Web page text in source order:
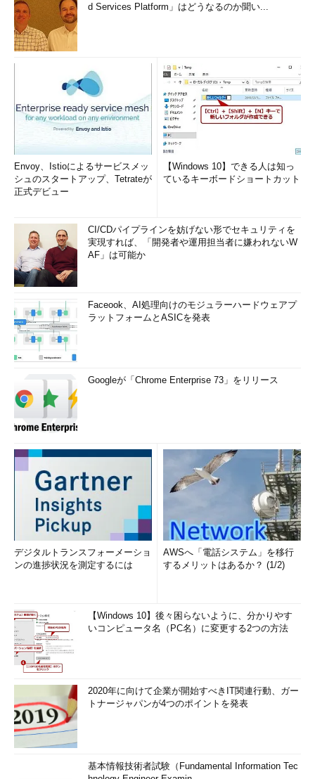
d Services Platform」はどうなるのか聞い...
Envoy、Istioによるサービスメッ
シュのスタートアップ、Tetrateが
正式デビュー
【Windows 10】できる人は知っ
ているキーボードショートカット
CI/CDパイプラインを妨げない形でセキュリティを
実現すれば、「開発者や運用担当者に嫌われないW
AF」は可能か
Faceook、AI処理向けのモジュラーハードウェアプ
ラットフォームとASICを発表
Googleが「Chrome Enterprise 73」をリリース
デジタルトランスフォーメーショ
ンの進捗状況を測定するには
AWSへ「電話システム」を移行
するメリットはあるか？ (1/2)
【Windows 10】後々困らないように、分かりやす
いコンピュータ名（PC名）に変更する2つの方法
2020年に向けて企業が開始すべきIT関連行動、ガー
トナージャパンが4つのポイントを発表
基本情報技術者試験（Fundamental Information Tec